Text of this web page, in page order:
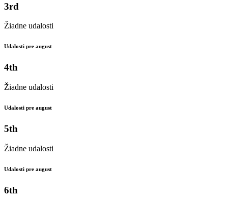
3rd
Žiadne udalosti
Udalosti pre august
4th
Žiadne udalosti
Udalosti pre august
5th
Žiadne udalosti
Udalosti pre august
6th